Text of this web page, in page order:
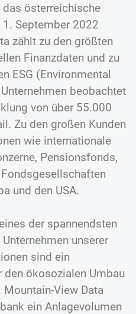
österreichische
1. September 2022
zählt zu den größten
Finanzdaten und zu
ESG (Environmental
beobachtet
von über 55.000
Zu den großen Kunden
wie internationale
Pensionsfonds,
und den USA.
der spannendsten
unserer
sind ein
den ökosozialen Umbau
View Data
ein Anlagevolumen